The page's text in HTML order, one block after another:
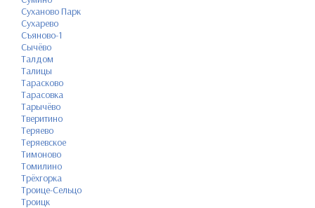
Суханово Парк
Сухарево
Съяново-1
Сычёво
Талдом
Талицы
Тарасково
Тарасовка
Тарычёво
Тверитино
Теряево
Теряевское
Тимоново
Томилино
Трёхгорка
Троице-Сельцо
Троицк